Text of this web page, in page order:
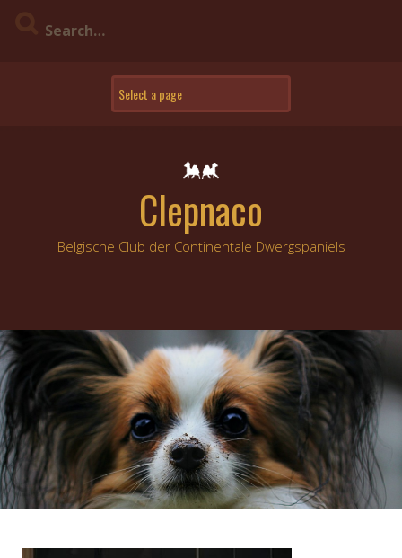
Clepnaco
Belgische Club der Continentale Dwergspaniels